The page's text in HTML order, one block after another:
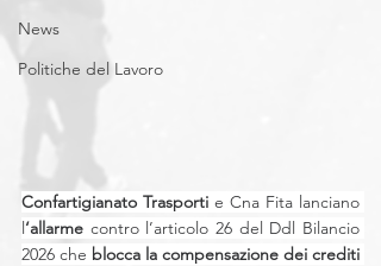
News
Politiche del Lavoro
Confartigianato Trasporti e Cna Fita lanciano
l‘allarme contro l’articolo 26 del Ddl Bilancio
2026 che blocca la compensazione dei crediti